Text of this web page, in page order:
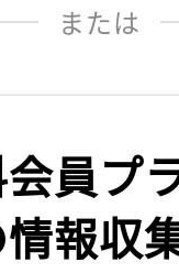
または
員プ
報収